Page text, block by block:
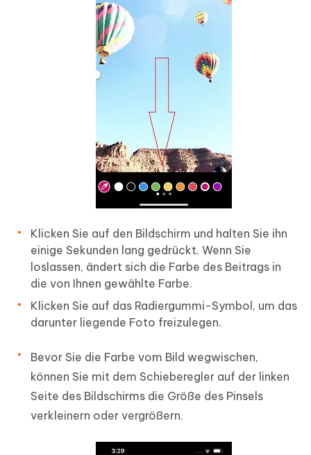
Klicken Sie auf den Bildschirm und halten Sie ihn
einige Sekunden lang gedrückt. Wenn Sie
loslassen, ändert sich die Farbe des Beitrags in
die von Ihnen gewählte Farbe.
Klicken Sie auf das Radiergummi-Symbol, um das
darunter liegende Foto freizulegen.
Bevor Sie die Farbe vom Bild wegwischen,
können Sie mit dem Schieberegler auf der linken
Seite des Bildschirms die Größe des Pinsels
verkleinern oder vergrößern.